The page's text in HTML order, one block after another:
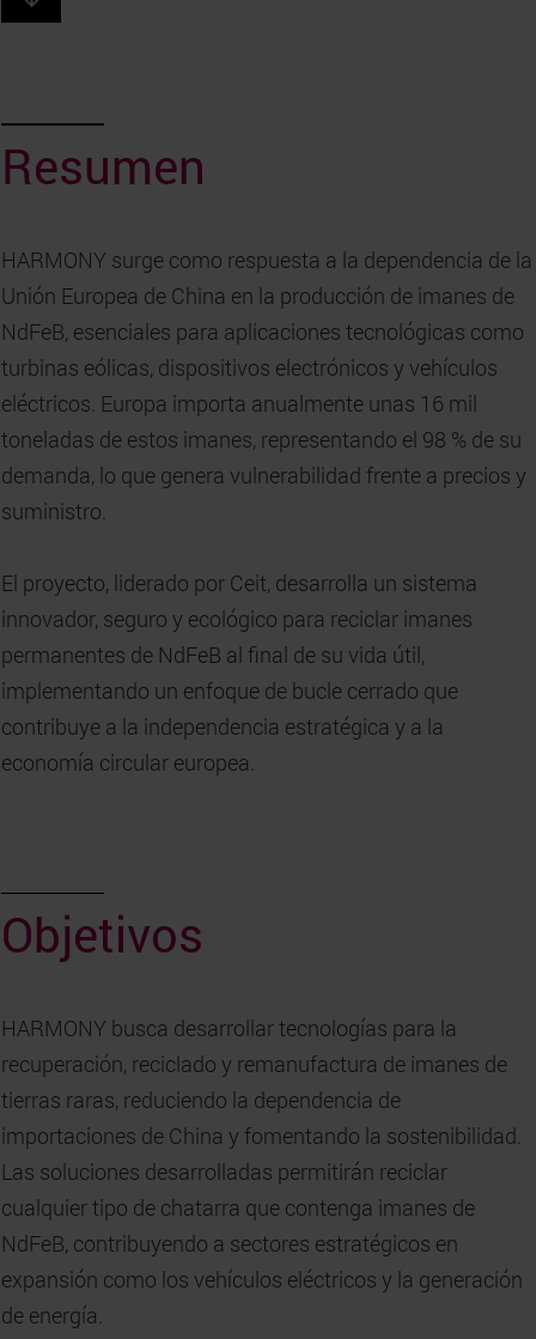
Resumen
HARMONY surge como respuesta a la dependencia de la
Unión Europea de China en la producción de imanes de
NdFeB, esenciales para aplicaciones tecnológicas como
turbinas eólicas, dispositivos electrónicos y vehículos
eléctricos. Europa importa anualmente unas 16 mil
toneladas de estos imanes, representando el 98 % de su
demanda, lo que genera vulnerabilidad frente a precios y
suministro.
El proyecto, liderado por Ceit, desarrolla un sistema
innovador, seguro y ecológico para reciclar imanes
permanentes de NdFeB al final de su vida útil,
implementando un enfoque de bucle cerrado que
contribuye a la independencia estratégica y a la
economía circular europea.
Objetivos
HARMONY busca desarrollar tecnologías para la
recuperación, reciclado y remanufactura de imanes de
tierras raras, reduciendo la dependencia de
importaciones de China y fomentando la sostenibilidad.
Las soluciones desarrolladas permitirán reciclar
cualquier tipo de chatarra que contenga imanes de
NdFeB, contribuyendo a sectores estratégicos en
expansión como los vehículos eléctricos y la generación
de energía.